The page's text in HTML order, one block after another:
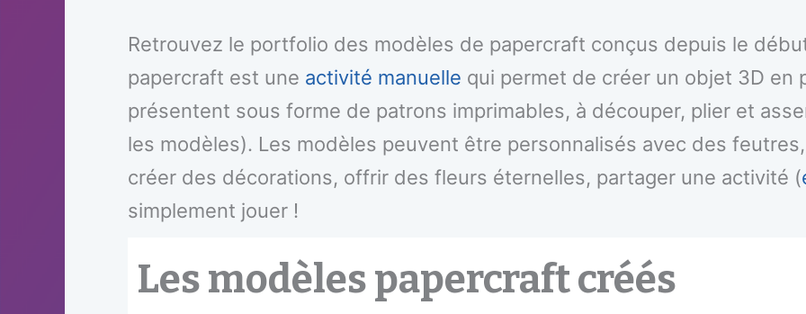
Retrouvez le portfolio des modèles de papercraft conçus depuis le
papercraft est une activité manuelle qui permet de créer un objet 3D en
présentent sous forme de patrons imprimables, à découper, plier et
les modèles). Les modèles peuvent être personnalisés avec des
créer des décorations, offrir des fleurs éternelles, partager une activité (
simplement jouer !
Les modèles papercraft créés